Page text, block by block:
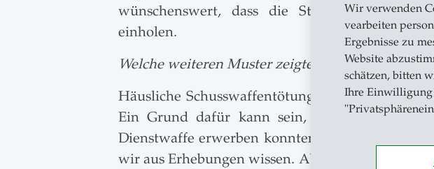
Wir verwenden
vearbeiten
Ergebnisse zu
Website
schätzen, bitten
Ihre
wünschenswert, dass die
einholen.
Welche weiteren Muster zeigten sich bei der
Häusliche Schusswaffentötungen werden
Ein Grund dafür kann sein, dass früher
Dienstwaffe erwerben konnten. Diese
wir aus Erhebungen wissen. Aber wie erwähnt